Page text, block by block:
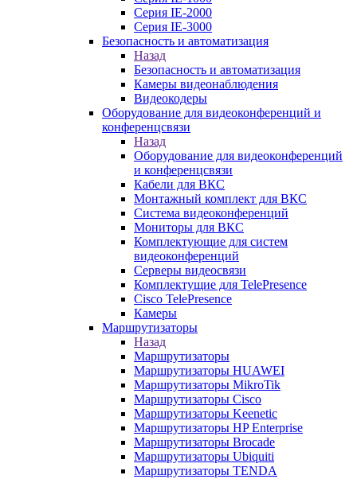
Серия IE-2000
Серия IE-3000
Безопасность и автоматизация
Назад
Безопасность и автоматизация
Камеры видеонаблюдения
Видеокодеры
Оборудование для видеоконференций и
конференцсвязи
Назад
Оборудование для видеоконференций
и конференцсвязи
Кабели для ВКС
Монтажный комплект для ВКС
Система видеоконференций
Мониторы для ВКС
Комплектующие для систем
видеоконференций
Серверы видеосвязи
Комплектущие для TelePresence
Cisco TelePresence
Камеры
Маршрутизаторы
Назад
Маршрутизаторы
Маршрутизаторы HUAWEI
Маршрутизаторы MikroTik
Маршрутизаторы Cisco
Маршрутизаторы Keenetic
Маршрутизаторы HP Enterprise
Маршрутизаторы Brocade
Маршрутизаторы Ubiquiti
Маршрутизаторы TENDA